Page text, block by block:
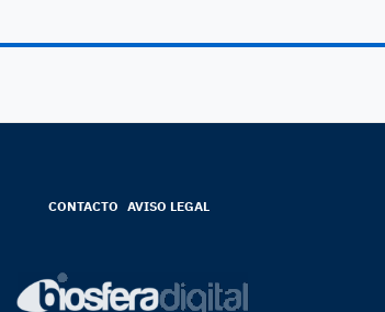
CONTACTO AVISO LEGAL